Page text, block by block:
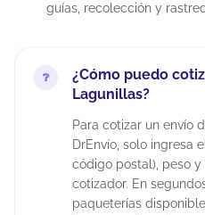
guías, recolección y
¿Cómo puedo
Lagunillas?
Para cotizar un envío
DrEnvío, solo ingresa
código postal), peso
cotizador. En
paqueterías